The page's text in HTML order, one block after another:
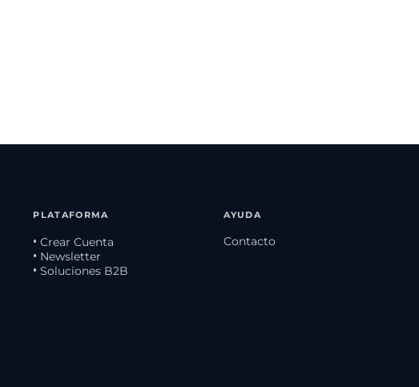
PLATAFORMA
• Crear Cuenta
• Newsletter
• Soluciones B2B
AYUDA
Contacto